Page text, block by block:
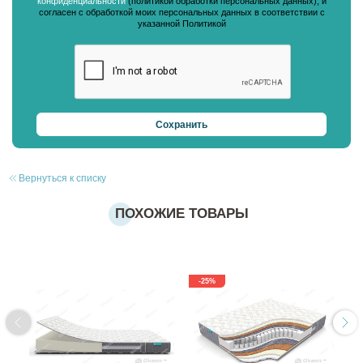
согласен с обработкой моих персональных данных в соответствии с
указанной Политикой
Вернуться к списку
ПОХОЖИЕ ТОВАРЫ
-25%